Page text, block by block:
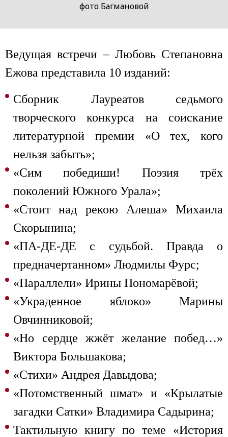
фото Багмановой
Ведущая встречи – Любовь Степановна
Ежова представила 10 изданий:
Сборник Лауреатов седьмого
творческого конкурса на соискание
литературной премии «О тех, кого
нельзя забыть»;
«Сим победиши! Поэзия трёх
поколений Южного Урала»;
«Стоит над рекою Алеша» Михаила
Скорынина;
«ПА-ДЕ-ДЕ с судьбой. Правда о
предначертанном» Людмилы Фурс;
«Параллели» Ирины Пономарёвой;
«Украденное яблоко» Марины
Овчинниковой;
«Но сердце жжёт желание побед…»
Виктора Большакова;
«Стихи» Андрея Давыдова;
«Потомственный шмат» и «Крылатые
загадки Сатки» Владимира Садырина;
Тактильную книгу по теме «История